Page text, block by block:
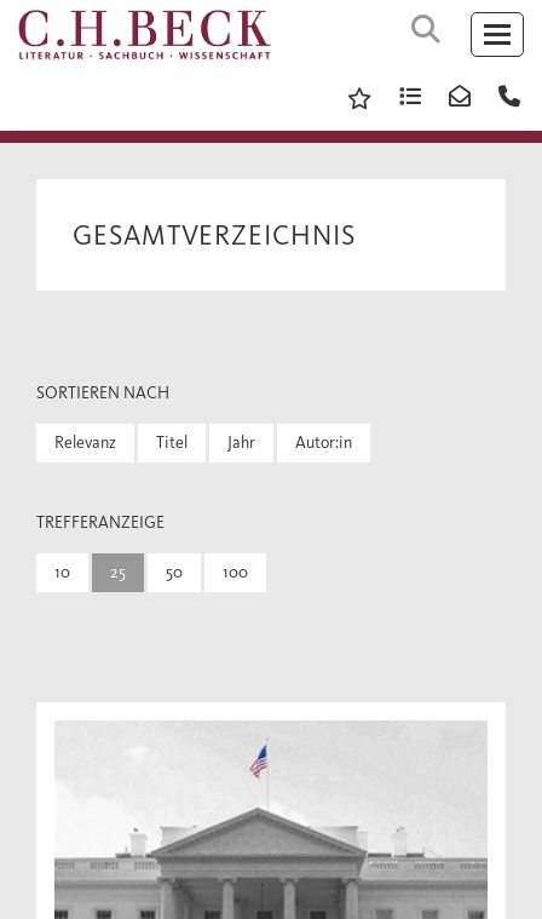
GESAMTVERZEICHNIS
SORTIEREN NACH
Relevanz Titel Jahr Autor:in
TREFFERANZEIGE
10 25 50 100